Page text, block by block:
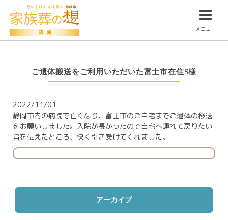
メニュー
ご遺体搬送をご利用いただいた富士市在住S様
2022/11/01
静岡市内の病院で亡くなり、富士市のご自宅までご遺体の移送
をお願いしました。入院が長かったので自宅へ連れて戻りたい
旨を伝えたところ、快く引き受けてくれました。
アーカイブ